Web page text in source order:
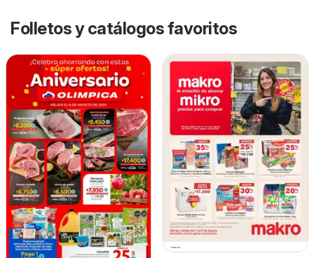
Folletos y catálogos favoritos